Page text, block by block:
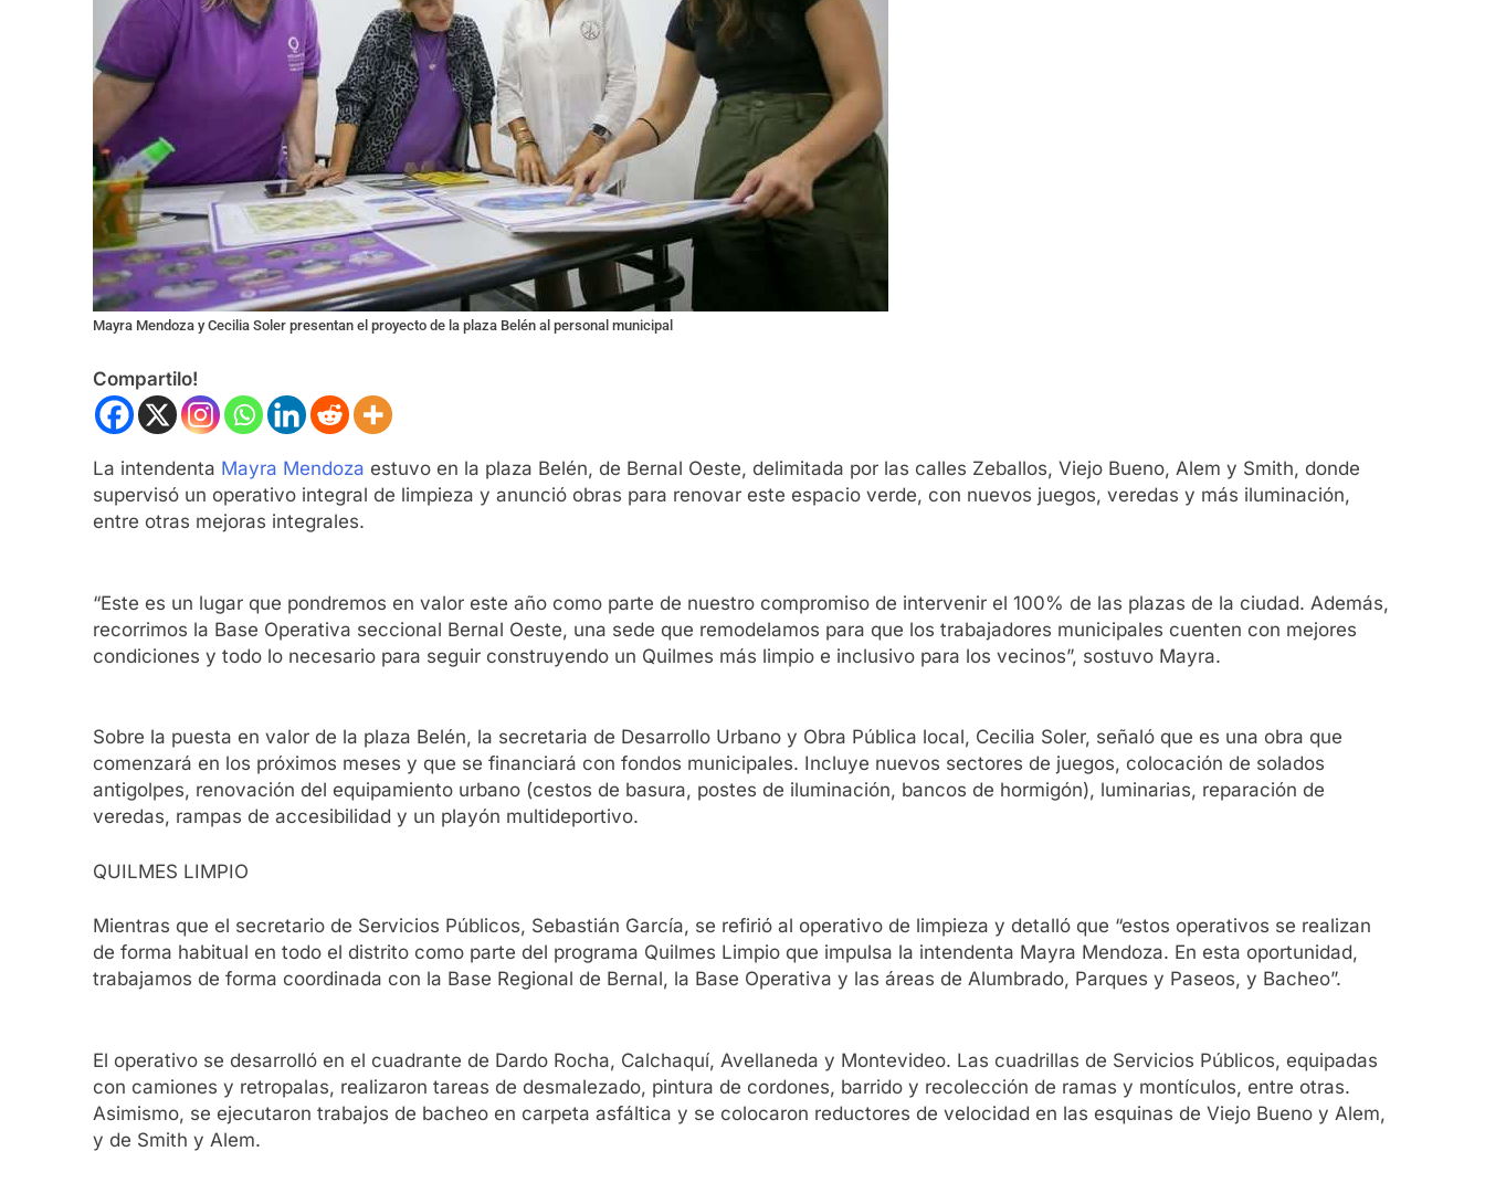
Mayra Mendoza y Cecilia Soler presentan el proyecto de la plaza Belén al personal municipal
Compartilo!
La intendenta Mayra Mendoza estuvo en la plaza Belén, de Bernal Oeste, delimitada por las calles Zeballos, Viejo Bueno, Alem y Smith, donde
supervisó un operativo integral de limpieza y anunció obras para renovar este espacio verde, con nuevos juegos, veredas y más iluminación,
entre otras mejoras integrales.
“Este es un lugar que pondremos en valor este año como parte de nuestro compromiso de intervenir el 100% de las plazas de la ciudad. Además,
recorrimos la Base Operativa seccional Bernal Oeste, una sede que remodelamos para que los trabajadores municipales cuenten con mejores
condiciones y todo lo necesario para seguir construyendo un Quilmes más limpio e inclusivo para los vecinos”, sostuvo Mayra.
Sobre la puesta en valor de la plaza Belén, la secretaria de Desarrollo Urbano y Obra Pública local, Cecilia Soler, señaló que es una obra que
comenzará en los próximos meses y que se financiará con fondos municipales. Incluye nuevos sectores de juegos, colocación de solados
antigolpes, renovación del equipamiento urbano (cestos de basura, postes de iluminación, bancos de hormigón), luminarias, reparación de
veredas, rampas de accesibilidad y un playón multideportivo.
QUILMES LIMPIO
Mientras que el secretario de Servicios Públicos, Sebastián García, se refirió al operativo de limpieza y detalló que “estos operativos se realizan
de forma habitual en todo el distrito como parte del programa Quilmes Limpio que impulsa la intendenta Mayra Mendoza. En esta oportunidad,
trabajamos de forma coordinada con la Base Regional de Bernal, la Base Operativa y las áreas de Alumbrado, Parques y Paseos, y Bacheo”.
El operativo se desarrolló en el cuadrante de Dardo Rocha, Calchaquí, Avellaneda y Montevideo. Las cuadrillas de Servicios Públicos, equipadas
con camiones y retropalas, realizaron tareas de desmalezado, pintura de cordones, barrido y recolección de ramas y montículos, entre otras.
Asimismo, se ejecutaron trabajos de bacheo en carpeta asfáltica y se colocaron reductores de velocidad en las esquinas de Viejo Bueno y Alem,
y de Smith y Alem.